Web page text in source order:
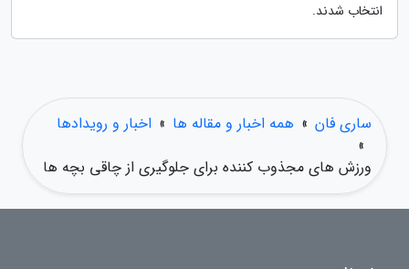
انتخاب شدند.
ساری فان » همه اخبار و مقاله ها » اخبار و رویدادها
»
ورزش های مجذوب کننده برای جلوگیری از چاقی بچه ها